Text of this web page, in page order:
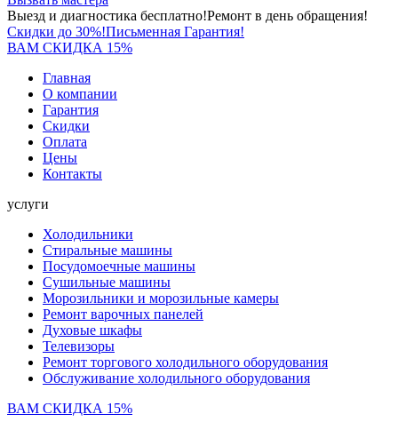
Выезд и диагностика бесплатно!Ремонт в день обращения!
Скидки до 30%!Письменная Гарантия!
ВАМ СКИДКА 15%
Главная
О компании
Гарантия
Скидки
Оплата
Цены
Контакты
услуги
Холодильники
Стиральные машины
Посудомоечные машины
Сушильные машины
Морозильники и морозильные камеры
Ремонт варочных панелей
Духовые шкафы
Телевизоры
Ремонт торгового холодильного оборудования
Обслуживание холодильного оборудования
ВАМ СКИДКА 15%